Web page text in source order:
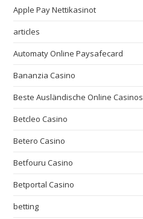
Apple Pay Nettikasinot
articles
Automaty Online Paysafecard
Bananzia Casino
Beste Ausländische Online Casinos
Betcleo Casino
Betero Casino
Betfouru Casino
Betportal Casino
betting